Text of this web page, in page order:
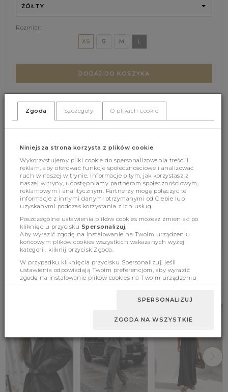
ŻÓŁTY
Rozmiar:
XS
S M L
DODAJ DO KOSZYKA
Cechy produktu
Wymiary
BESTSELLERY
Zgoda Szczegóły O plikach cookie
Niniejsza strona korzysta z plików cookie
Wykorzystujemy pliki cookie do spersonalizowania treści i
reklam, aby oferować funkcje społecznościowe i analizować
ruch w naszej witrynie. Informacje o tym, jak korzystasz z
naszej witryny, udostępniamy partnerom społecznościowym,
reklamowym i analitycznym. Partnerzy mogą połączyć te
informacje z innymi danymi otrzymanymi od Ciebie lub
uzyskanymi podczas korzystania z ich usług.
Poszczególne ustawienia plików cookies możesz zmieniać po
kliknięciu przycisku Spersonalizuj.
Aby wyrazić zgodę na instalowanie na Twoim urządzeniu
końcowym plików cookies wszystkich wskazanych wyżej
kategorii, kliknij przycisk Zgoda.
W przypadku kliknięcia przycisku Spersonalizuj, jeśli
ustawienia odpowiadają Twoim preferencjom, aby wyrazić
zgodę na instalowanie plików cookies na Twoim urządzeniu
SPERSONALIZUJ
ZGODA NA WSZYSTKIE